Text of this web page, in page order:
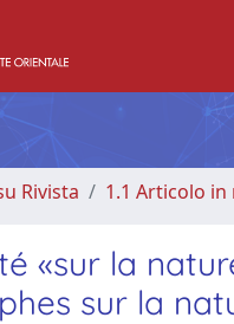
Rivista 1.1 Articolo in
«sur la
sur la